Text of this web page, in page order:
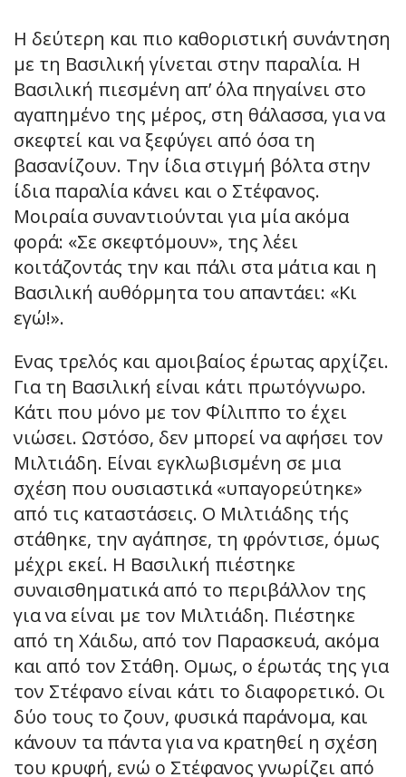
Η δεύτερη και πιο καθοριστική συνάντηση
με τη Βασιλική γίνεται στην παραλία. Η
Βασιλική πιεσμένη απ’ όλα πηγαίνει στο
αγαπημένο της μέρος, στη θάλασσα, για να
σκεφτεί και να ξεφύγει από όσα τη
βασανίζουν. Την ίδια στιγμή βόλτα στην
ίδια παραλία κάνει και ο Στέφανος.
Μοιραία συναντιούνται για μία ακόμα
φορά: «Σε σκεφτόμουν», της λέει
κοιτάζοντάς την και πάλι στα μάτια και η
Βασιλική αυθόρμητα του απαντάει: «Κι
εγώ!».
Ενας τρελός και αμοιβαίος έρωτας αρχίζει.
Για τη Βασιλική είναι κάτι πρωτόγνωρο.
Κάτι που μόνο με τον Φίλιππο το έχει
νιώσει. Ωστόσο, δεν μπορεί να αφήσει τον
Μιλτιάδη. Είναι εγκλωβισμένη σε μια
σχέση που ουσιαστικά «υπαγορεύτηκε»
από τις καταστάσεις. Ο Μιλτιάδης τής
στάθηκε, την αγάπησε, τη φρόντισε, όμως
μέχρι εκεί. Η Βασιλική πιέστηκε
συναισθηματικά από το περιβάλλον της
για να είναι με τον Μιλτιάδη. Πιέστηκε
από τη Χάιδω, από τον Παρασκευά, ακόμα
και από τον Στάθη. Ομως, ο έρωτάς της για
τον Στέφανο είναι κάτι το διαφορετικό. Οι
δύο τους το ζουν, φυσικά παράνομα, και
κάνουν τα πάντα για να κρατηθεί η σχέση
του κρυφή, ενώ ο Στέφανος γνωρίζει από